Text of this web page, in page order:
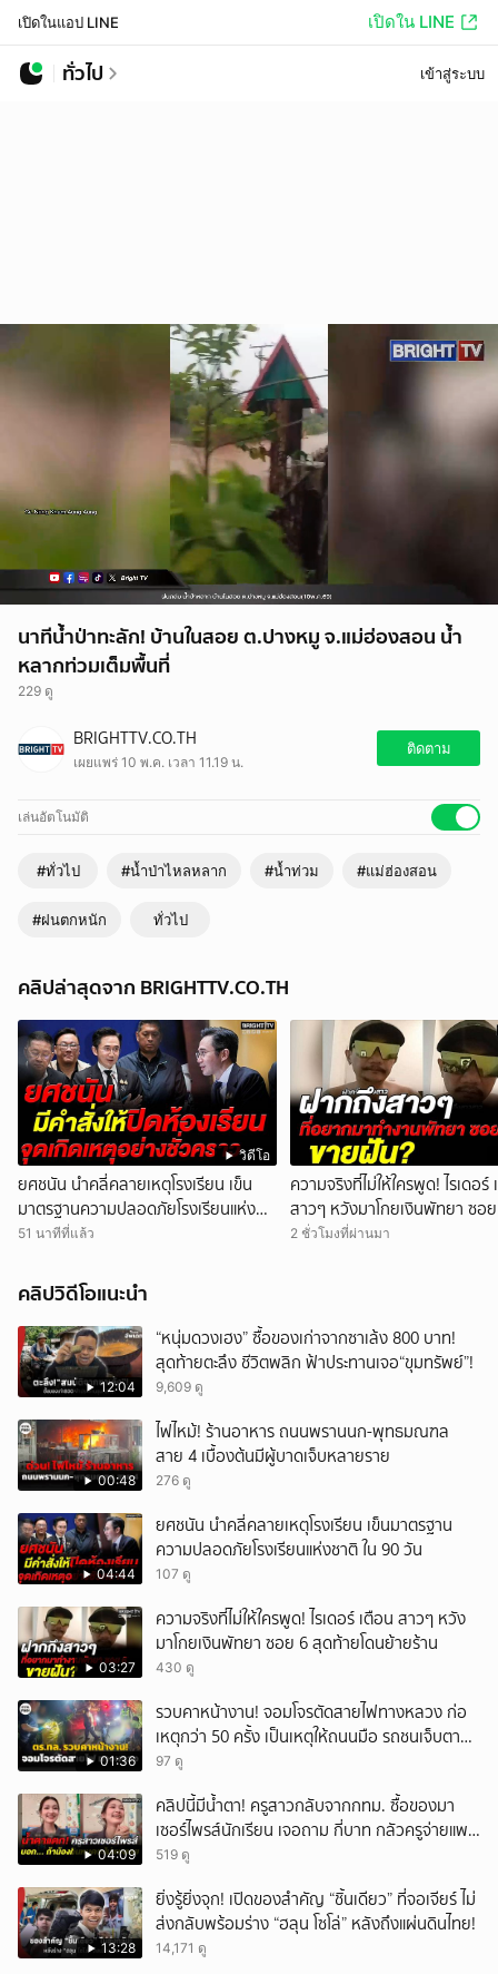
เปิดในแอป LINE เปิดใน LINE
ทั่วไป เข้าสู่ระบบ
นาทีน้ำป่าทะลัก! บ้านในสอย ต.ปางหมู จ.แม่ฮ่องสอน น้ำ
หลากท่วมเต็มพื้นที่
229 ดู
BRIGHTTV.CO.TH
เผยแพร่ 10 พ.ค. เวลา 11.19 น.
ติดตาม
เล่นอัตโนมัติ
#ทั่วไป #น้ำป่าไหลหลาก #น้ำท่วม #แม่ฮ่องสอน
#ฝนตกหนัก ทั่วไป
คลิปล่าสุดจาก BRIGHTTV.CO.TH
วิดีโอ
ยศชนัน นำคลี่คลายเหตุโรงเรียน เข็น
มาตรฐานความปลอดภัยโรงเรียนแห่ง
ชาติ ใน 90 วัน
51 นาทีที่แล้ว
ความจริงที่ไม่ให้ใครพูด! ไรเดอร์
สาวๆ หวังมาโกยเงินพัทยา ซอ
สุดท้ายโดนย้ายร้าน
2 ชั่วโมงที่ผ่านมา
คลิปวิดีโอแนะนำ
12:04
“หนุ่มดวงเฮง” ซื้อของเก่าจากซาเล้ง 800 บาท!
สุดท้ายตะลึง ชีวิตพลิก ฟ้าประทานเจอ“ขุมทรัพย์”!
9,609 ดู
00:48
ไฟไหม้! ร้านอาหาร ถนนพรานนก-พุทธมณฑล
สาย 4 เบื้องต้นมีผู้บาดเจ็บหลายราย
276 ดู
04:44
ยศชนัน นำคลี่คลายเหตุโรงเรียน เข็นมาตรฐาน
ความปลอดภัยโรงเรียนแห่งชาติ ใน 90 วัน
107 ดู
03:27
ความจริงที่ไม่ให้ใครพูด! ไรเดอร์ เตือน สาวๆ หวัง
มาโกยเงินพัทยา ซอย 6 สุดท้ายโดนย้ายร้าน
430 ดู
01:36
รวบคาหน้างาน! จอมโจรตัดสายไฟทางหลวง ก่อ
เหตุกว่า 50 ครั้ง เป็นเหตุให้ถนนมือ รถชนเจ็บตาย
หลายสิบราย เสียหายราว 10 ล้าน
97 ดู
04:09
คลิปนี้มีน้ำตา! ครูสาวกลับจากกทม. ซื้อของมา
เซอร์ไพรส์นักเรียน เจอถาม กี่บาท กลัวครูจ่ายแพง
w
519 ดู
13:28
ยิ่งรู้ยิ่งจุก! เปิดของสำคัญ “ชิ้นเดียว” ที่จอเจียร์ ไม่
ส่งกลับพร้อมร่าง “ฮลุน โซโล่” หลังถึงแผ่นดินไทย!
14,171 ดู